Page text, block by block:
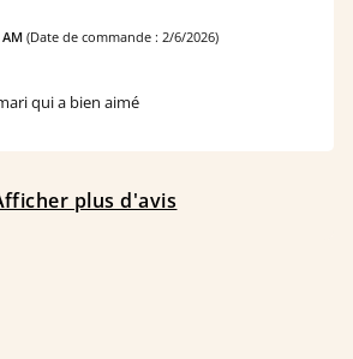
(Date de commande : 2/6/2026)
qui a bien aimé
plus d'avis